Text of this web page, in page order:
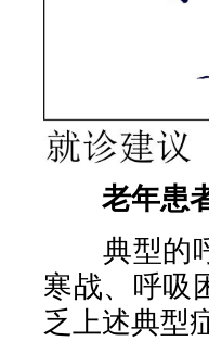
老年患
典型的呼
寒战、呼吸
乏上述典型